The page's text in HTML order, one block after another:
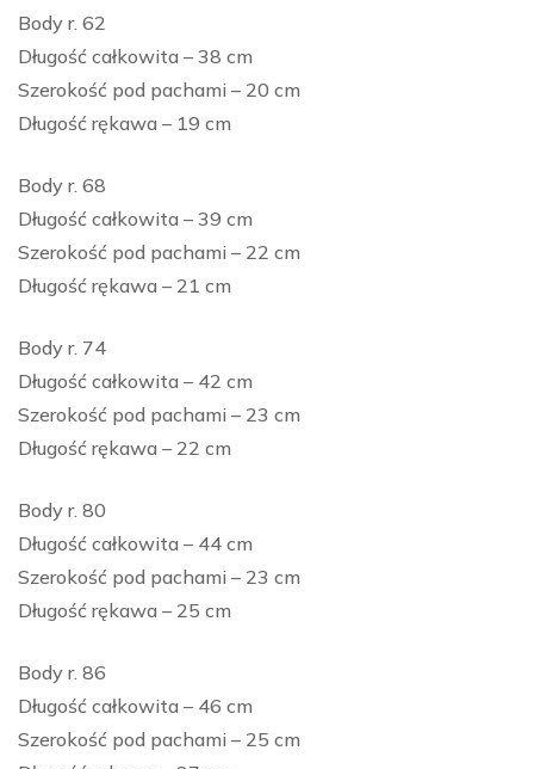
Body r. 62
Długość całkowita – 38 cm
Szerokość pod pachami – 20 cm
Długość rękawa – 19 cm
Body r. 68
Długość całkowita – 39 cm
Szerokość pod pachami – 22 cm
Długość rękawa – 21 cm
Body r. 74
Długość całkowita – 42 cm
Szerokość pod pachami – 23 cm
Długość rękawa – 22 cm
Body r. 80
Długość całkowita – 44 cm
Szerokość pod pachami – 23 cm
Długość rękawa – 25 cm
Body r. 86
Długość całkowita – 46 cm
Szerokość pod pachami – 25 cm